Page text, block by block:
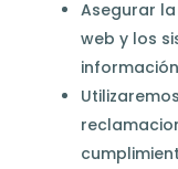
Asegurar
web y los